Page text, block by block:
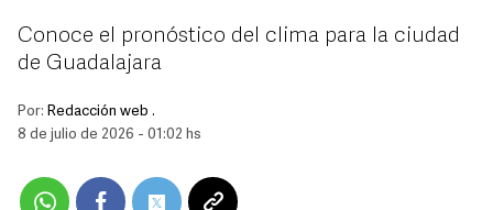
Conoce el pronóstico del clima para la ciudad
de Guadalajara
Por: Redacción web .
8 de julio de 2026 - 01:02 hs